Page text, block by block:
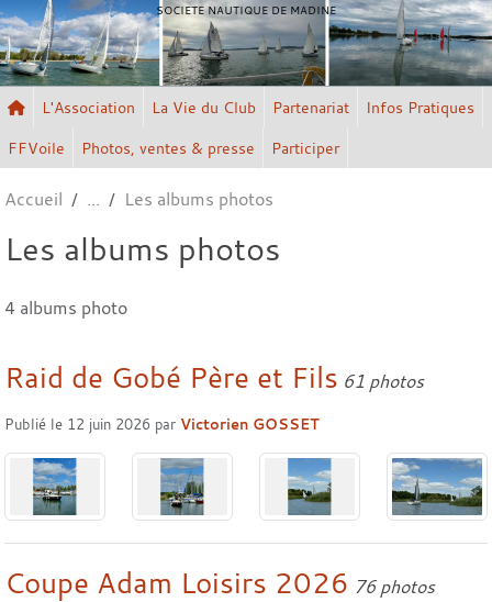
SOCIETE NAUTIQUE DE MADINE
L'Association La Vie du Club Partenariat
Infos Pratiques
FFVoile
Photos, ventes & presse Participer
Accueil Les albums photos
Les albums photos
4 albums photo
Raid de Gobé Père et Fils 61 photos
Publié le 12 juin 2026 par Victorien GOSSET
Coupe Adam Loisirs 2026 76 photos
Panneau de gestion des cookies